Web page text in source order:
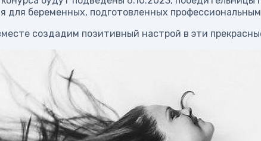
для беременных, подготовленных
создадим позитивный настрой в эти